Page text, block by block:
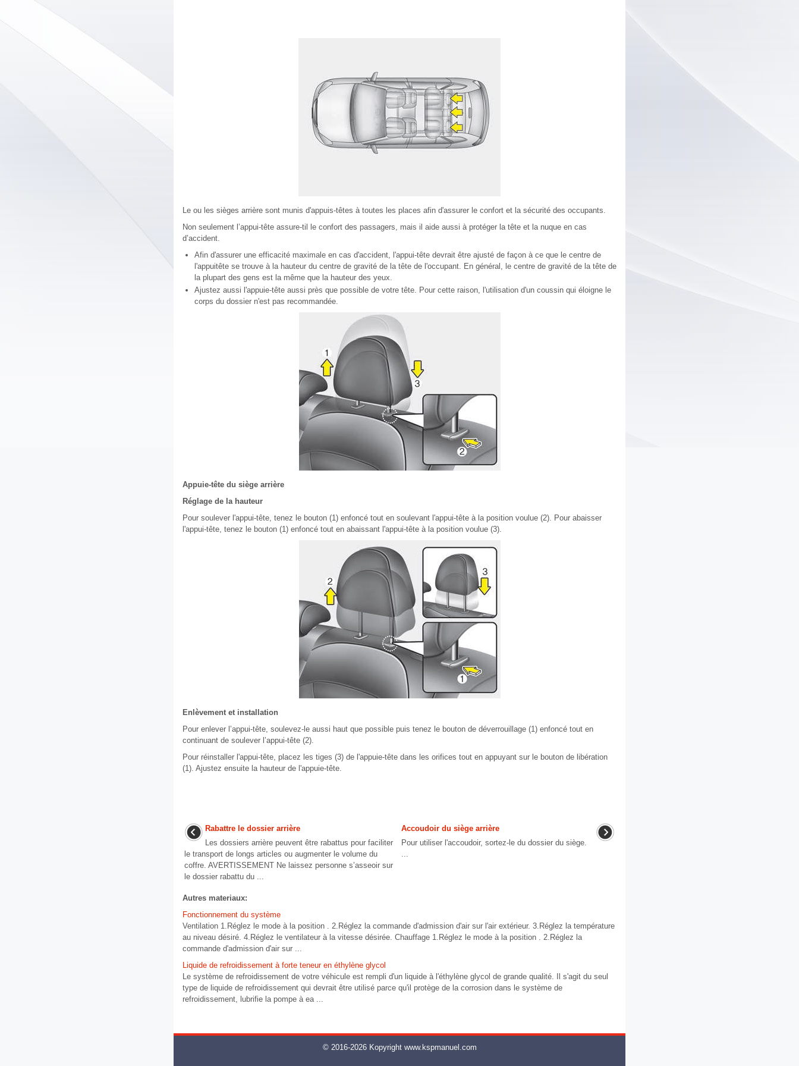
Le ou les sièges arrière sont munis d'appuis-têtes à toutes les places afin d'assurer le confort et la sécurité des occupants.
Non seulement l’appui-tête assure-til le confort des passagers, mais il aide aussi à protéger la tête et la nuque en cas
d’accident.
Afin d'assurer une efficacité maximale en cas d'accident, l'appui-tête devrait être ajusté de façon à ce que le centre de
l'appuitête se trouve à la hauteur du centre de gravité de la tête de l'occupant. En général, le centre de gravité de la tête de
la plupart des gens est la même que la hauteur des yeux.
Ajustez aussi l'appuie-tête aussi près que possible de votre tête. Pour cette raison, l'utilisation d'un coussin qui éloigne le
corps du dossier n'est pas recommandée.
Appuie-tête du siège arrière
Réglage de la hauteur
Pour soulever l'appui-tête, tenez le bouton (1) enfoncé tout en soulevant l'appui-tête à la position voulue (2). Pour abaisser
l'appui-tête, tenez le bouton (1) enfoncé tout en abaissant l'appui-tête à la position voulue (3).
Enlèvement et installation
Pour enlever l’appui-tête, soulevez-le aussi haut que possible puis tenez le bouton de déverrouillage (1) enfoncé tout en
continuant de soulever l’appui-tête (2).
Pour réinstaller l'appui-tête, placez les tiges (3) de l'appuie-tête dans les orifices tout en appuyant sur le bouton de libération
(1). Ajustez ensuite la hauteur de l'appuie-tête.
Rabattre le dossier arrière
Les dossiers arrière peuvent être rabattus pour faciliter
le transport de longs articles ou augmenter le volume du
coffre. AVERTISSEMENT Ne laissez personne s’asseoir sur
le dossier rabattu du ...
Accoudoir du siège arrière
Pour utiliser l'accoudoir, sortez-le du dossier du siège.
...
Autres materiaux:
Fonctionnement du système
Ventilation 1.Réglez le mode à la position . 2.Réglez la commande d'admission d'air sur l'air extérieur. 3.Réglez la température
au niveau désiré. 4.Réglez le ventilateur à la vitesse désirée. Chauffage 1.Réglez le mode à la position . 2.Réglez la
commande d'admission d'air sur ...
Liquide de refroidissement à forte teneur en éthylène glycol
Le système de refroidissement de votre véhicule est rempli d'un liquide à l'éthylène glycol de grande qualité. Il s'agit du seul
type de liquide de refroidissement qui devrait être utilisé parce qu'il protège de la corrosion dans le système de
refroidissement, lubrifie la pompe à ea ...
© 2016-2026 Kopyright www.kspmanuel.com